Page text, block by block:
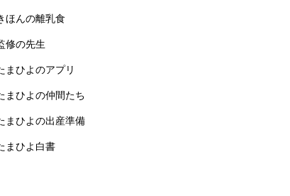
ほんの離乳食
修の先生
まひよのアプリ
まひよの仲間たち
まひよの出産準備
まひよ白書